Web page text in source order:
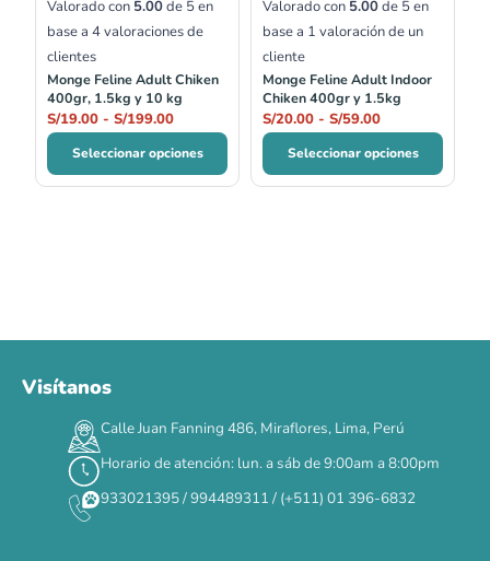
Valorado con 5.00de 5 en
base a 4valoraciones de
clientes
Monge Feline Adult Chiken
400gr, 1.5kg y 10 kg
S/19.00 - S/199.00
Seleccionar opciones
Valorado con 5.00de 5 en
base a 1 valoración de un
cliente
Monge Feline Adult Indoor
Chiken 400gr y 1.5kg
S/20.00 - S/59.00
Seleccionar opciones
DÍAS HORAS MIN SEG
✕
Visítanos
Calle Juan Fanning 486, Miraflores, Lima, Perú
Horario de atención: lun. a sáb de 9:00am a 8:00pm
933021395 / 994489311 / (+511) 01 396-6832